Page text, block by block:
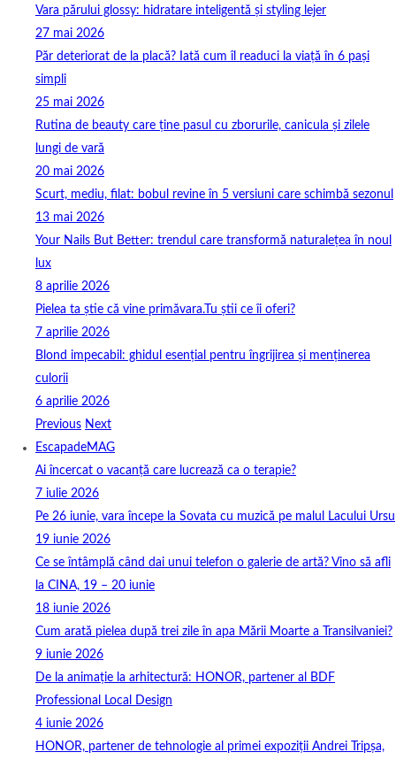
Vara părului glossy: hidratare inteligentă și styling lejer
27 mai 2026
Păr deteriorat de la placă? Iată cum îl readuci la viață în 6 pași
simpli
25 mai 2026
Rutina de beauty care ține pasul cu zborurile, canicula și zilele
lungi de vară
20 mai 2026
Scurt, mediu, filat: bobul revine în 5 versiuni care schimbă sezonul
13 mai 2026
Your Nails But Better: trendul care transformă naturalețea în noul
lux
8 aprilie 2026
Pielea ta știe că vine primăvara.Tu știi ce îi oferi?
7 aprilie 2026
Blond impecabil: ghidul esențial pentru îngrijirea și menținerea
culorii
6 aprilie 2026
Previous Next
EscapadeMAG
Ai încercat o vacanță care lucrează ca o terapie?
7 iulie 2026
Pe 26 iunie, vara începe la Sovata cu muzică pe malul Lacului Ursu
19 iunie 2026
Ce se întâmplă când dai unui telefon o galerie de artă? Vino să afli
la CINA, 19 – 20 iunie
18 iunie 2026
Cum arată pielea după trei zile în apa Mării Moarte a Transilvaniei?
9 iunie 2026
De la animație la arhitectură: HONOR, partener al BDF
Professional Local Design
4 iunie 2026
HONOR, partener de tehnologie al primei expoziții Andrei Tripșa,